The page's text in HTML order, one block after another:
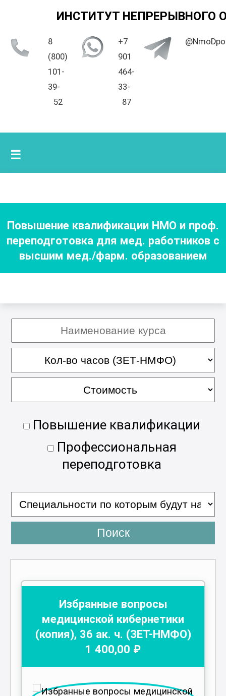
ИНСТИТУТ НЕПРЕРЫВНОГО
8
(800)
101-
39-
52
+7
901
464-
33-
87
☰
Повышение квалификации НМО и проф.
переподготовка для мед. работников с
высшим мед./фарм. образованием
Повышение квалификации
Профессиональная
переподготовка
Поиск
Избранные вопросы
медицинской кибернетики
(копия), 36 ак. ч. (ЗЕТ-НМФО)
1 400,00 ₽